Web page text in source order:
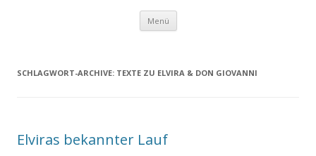
Menü Zum
springen
SCHLAGWORT-ARCHIVE: TEXTE ZU ELVIRA & DON GIOVANNI
Elviras bekannter Lauf